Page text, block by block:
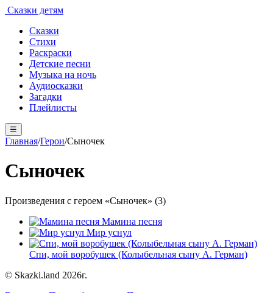
Сказки детям
Сказки
Стихи
Раскраски
Детские песни
Музыка на ночь
Аудиосказки
Загадки
Плейлисты
☰
Главная/Герои/Сыночек
Сыночек
Произведения с героем «Сыночек» (3)
Мамина песня
Мир уснул
Спи, мой воробушек (Колыбельная сыну А. Герман)
© Skazki.land 2026г.